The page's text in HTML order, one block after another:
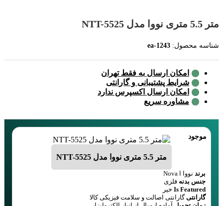
متر 5.5 متری نووا مدل NTT-5525
شناسه محصول: ea-1243
امکان ارسال به فقط تهران
شرایط پشتیبانی و گارانتی
امکان ارسال اکسپرس ندارد
مشاوره سریع
موجود
متر 5.5 متری نووا مدل NTT-5525
برند نووا ا Nova
جنس بدنه فلزی
Is Featured خیر
گارانتیگارانتی اصالت و سلامت فیزیکی کالا